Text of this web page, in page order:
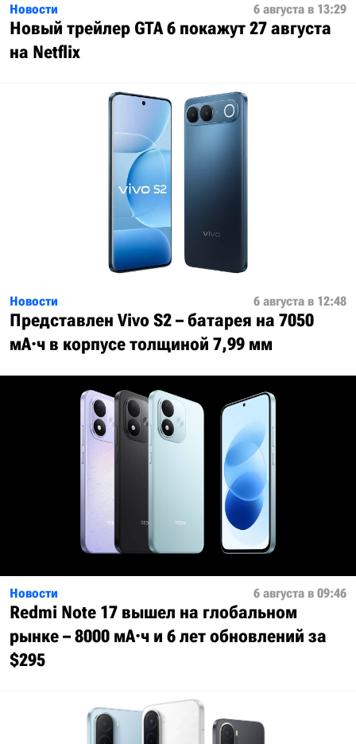
Новости 6 августа в 13:29
Новый трейлер GTA 6 покажут 27 августа
на Netflix
Новости 6 августа в 12:48
Представлен Vivo S2 – батарея на 7050
мА·ч в корпусе толщиной 7,99 мм
Новости 6 августа в 09:46
Redmi Note 17 вышел на глобальном
рынке – 8000 мА·ч и 6 лет обновлений за
$295